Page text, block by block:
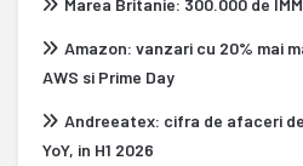
Marea Britanie: 300.000 de
Amazon: vanzari cu 20% mai
AWS si Prime Day
Andreeatex: cifra de afaceri
YoY, in H1 2026